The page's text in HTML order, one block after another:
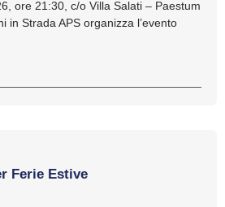
ore 21:30, c/o Villa Salati – Paestum
in Strada APS organizza l’evento
Ferie Estive